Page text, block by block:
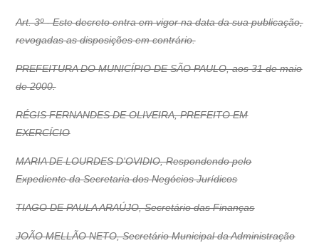
Art. 3º - Este decreto entra em vigor na data da sua publicação,
revogadas as disposições em contrário.
PREFEITURA DO MUNICÍPIO DE SÃO PAULO, aos 31 de maio
de 2000.
RÉGIS FERNANDES DE OLIVEIRA, PREFEITO EM
EXERCÍCIO
MARIA DE LOURDES D'OVIDIO, Respondendo pelo
Expediente da Secretaria dos Negócios Jurídicos
TIAGO DE PAULA ARAÚJO, Secretário das Finanças
JOÃO MELLÃO NETO, Secretário Municipal da Administração